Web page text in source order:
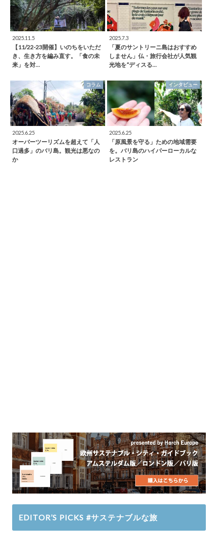
2025.11.5
【11/22-23開催】いのちをいただ
き、生き方を編み直す。「食の未
来」を対…
2025.7.3
「夏のサントリーニ島はおすすめ
しません」仏・旅行会社が人気観
光地を“ディスる…
コラム
2025.6.25
オーバーツーリズムを超えて「人
口過多」のバリ島。観光は悪なの
か
インタビュー
2025.6.25
「原風景を守る」ための地域需要
を。バリ島のハイパーローカルな
レストラン
EDITOR’S PICKS #サステナブルな旅